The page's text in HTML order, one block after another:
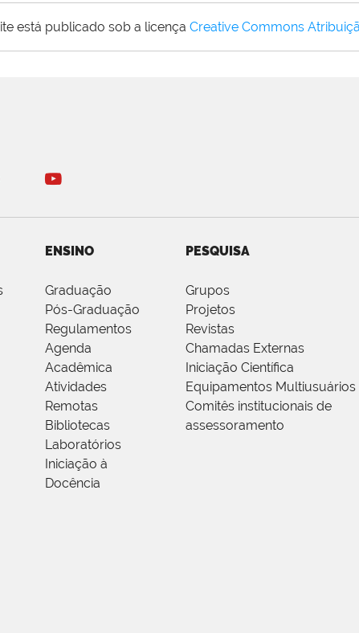
está publicado sob a licença Creative Commons
ENSINO
Graduação
Pós-Graduação
Regulamentos
Agenda
Acadêmica
Atividades
Remotas
Bibliotecas
Laboratórios
Iniciação à
Docência
PESQUISA
Grupos
Projetos
Revistas
Chamadas Externas
Iniciação Científica
Equipamentos Multiusuários
Comitês institucionais de
assessoramento